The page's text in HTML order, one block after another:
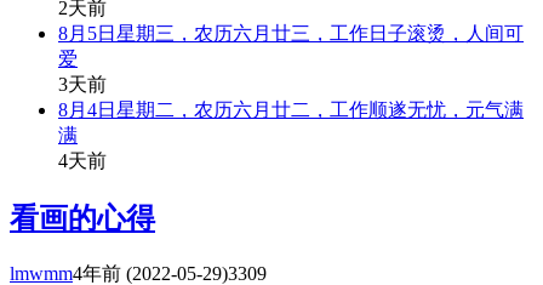
2天前
8月5日星期三，农历六月廿三，工作日子滚烫，人间可
爱
3天前
8月4日星期二，农历六月廿二，工作顺遂无忧，元气满
满
4天前
看画的心得
lmwmm4年前 (2022-05-29)3309